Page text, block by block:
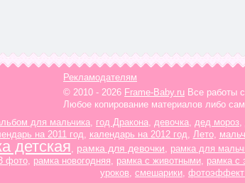
Рекламодателям
© 2010 - 2026 Frame-Baby.ru Все работы
Любое копирование материалов либо
для мальчика год Дракона девочка дед мороз
на 2011 год календарь на 2012 год Лето,
детская рамка для девочки рамка для
фото, рамка новогодняя рамка с животными, рамка с
уроков смешарики фотоэффект